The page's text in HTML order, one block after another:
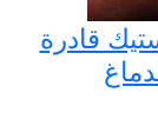
قادرة